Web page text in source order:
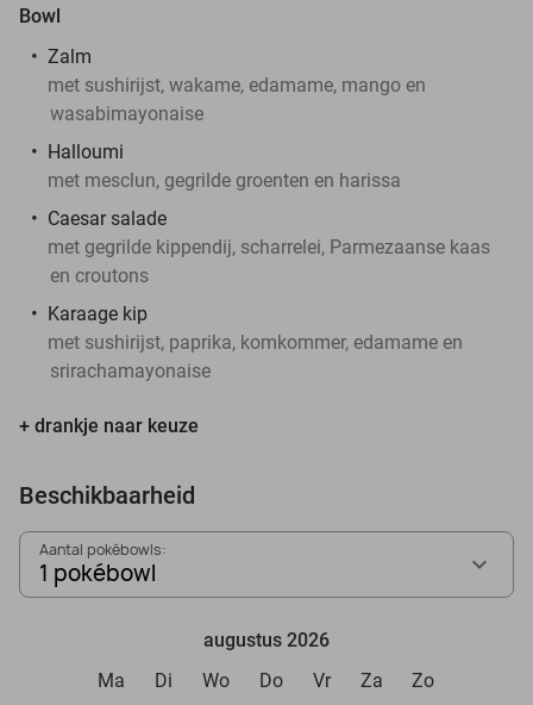
Bowl
Zalm
met sushirijst, wakame, edamame, mango en
wasabimayonaise
Halloumi
met mesclun, gegrilde groenten en harissa
Caesar salade
met gegrilde kippendij, scharrelei, Parmezaanse kaas
en croutons
Karaage kip
met sushirijst, paprika, komkommer, edamame en
srirachamayonaise
+ drankje naar keuze
Beschikbaarheid
Aantal pokébowls:
1 pokébowl
augustus 2026
Ma
Di Wo Do Vr Za Zo